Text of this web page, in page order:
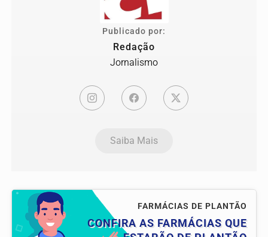
Publicado por:
Redação
Jornalismo
Saiba Mais
FARMÁCIAS DE PLANTÃO
CONFIRA AS FARMÁCIAS QUE